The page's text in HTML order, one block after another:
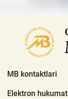
MB kontaktlari
Elektron hukumat